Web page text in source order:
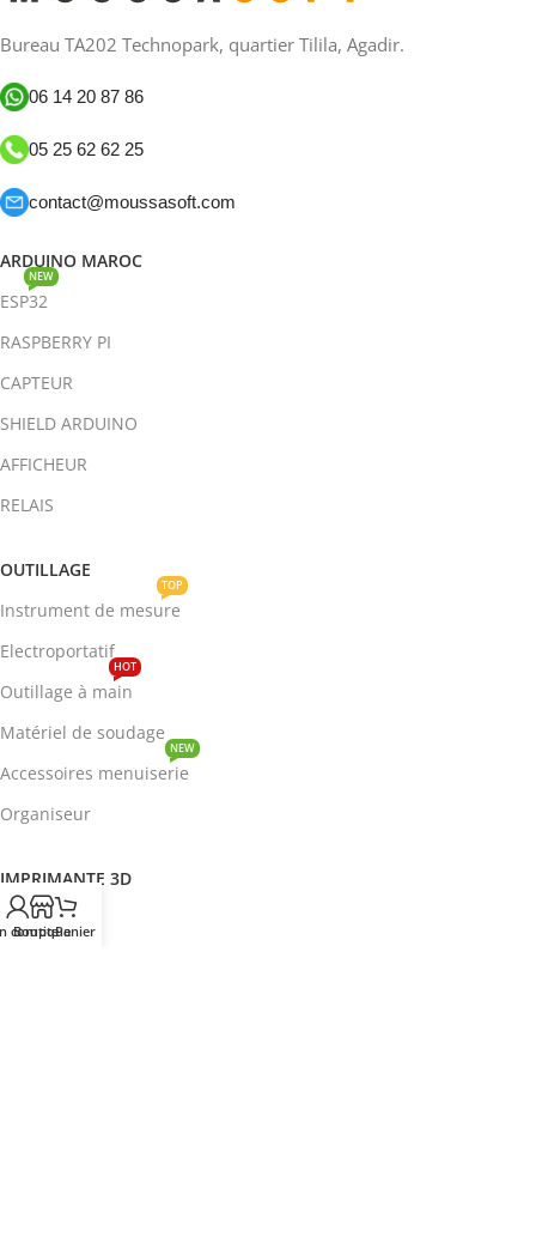
Bureau TA202 Technopark, quartier Tilila, Agadir.
06 14 20 87 86
05 25 62 62 25
contact@moussasoft.com
ARDUINO MAROC
ESP32
NEW
RASPBERRY PI
CAPTEUR
SHIELD ARDUINO
AFFICHEUR
RELAIS
OUTILLAGE
Instrument de mesure
TOP
Electroportatif
Outillage à main
HOT
Matériel de soudage
Accessoires menuiserie
NEW
Organiseur
IMPRIMANTE 3D
ROBOTIQUE
compte
BoutiquePanier